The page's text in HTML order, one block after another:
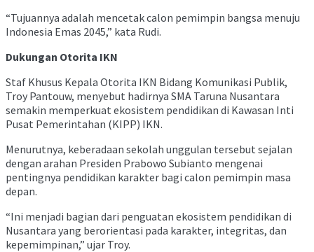
“Tujuannya adalah mencetak calon pemimpin bangsa menuju
Indonesia Emas 2045,” kata Rudi.
Dukungan Otorita IKN
Staf Khusus Kepala Otorita IKN Bidang Komunikasi Publik,
Troy Pantouw, menyebut hadirnya SMA Taruna Nusantara
semakin memperkuat ekosistem pendidikan di Kawasan Inti
Pusat Pemerintahan (KIPP) IKN.
Menurutnya, keberadaan sekolah unggulan tersebut sejalan
dengan arahan Presiden Prabowo Subianto mengenai
pentingnya pendidikan karakter bagi calon pemimpin masa
depan.
“Ini menjadi bagian dari penguatan ekosistem pendidikan di
Nusantara yang berorientasi pada karakter, integritas, dan
kepemimpinan,” ujar Troy.